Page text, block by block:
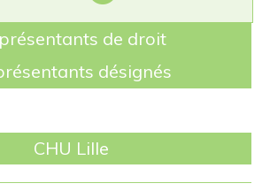
de droit
désignés
CHU Lille